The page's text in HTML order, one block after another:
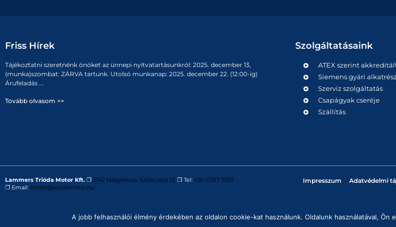
Friss Hírek
Tájékoztatni szeretnénk önöket az ünnepi nyitvatartásunkról: 2025. december 13,
(munka)szombat: ZÁRVA tartunk. Utolsó munkanap: 2025. december 22. (12:00-ig)
Árufeladás ...
Tovább olvasom >>
Szolgáltatásaink
ATEX szerint
Siemens gyári
Szerviz szolgáltatás
Csapágyak cseréje
Szállítás
Lammers Trióda Motor Kft. ❒ 2142 Nagytarcsa, Szilas utca 12. ❒ Tel: +36-1/297-3057
❒ Email: motor@triodamotor.hu
Impresszum Adatvédelmi
A jobb felhasználói élmény érdekében az oldalon cookie-kat használunk. Oldalunk használatával, Ön